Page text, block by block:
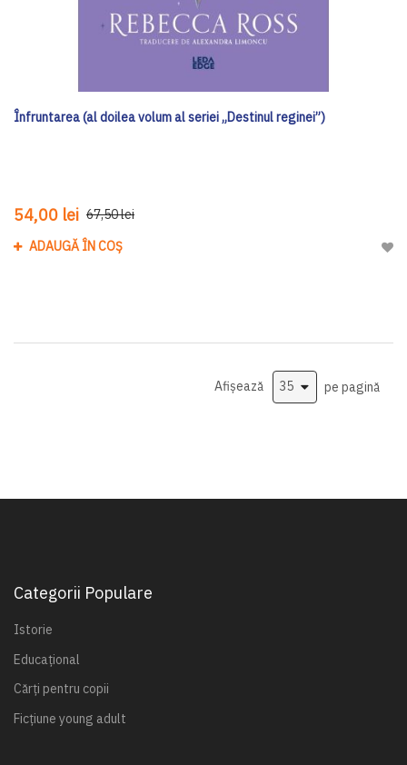
Înfruntarea (al doilea volum al seriei „Destinul reginei”)
54,00 lei 67,50 lei
ADAUGĂ ÎN COȘ
Afișează pe pagină
Categorii Populare
Istorie
Educațional
Cărți pentru copii
Ficțiune young adult